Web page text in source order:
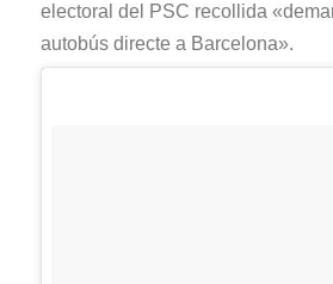
electoral del PSC recollida
autobús directe a Barcelona».